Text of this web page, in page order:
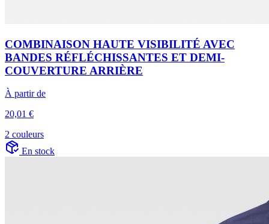
COMBINAISON HAUTE VISIBILITÉ AVEC
BANDES RÉFLÉCHISSANTES ET DEMI-
COUVERTURE ARRIÈRE
À partir de
20,01 €
2 couleurs
En stock